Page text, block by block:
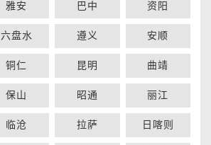
雅安 巴中 资阳
六盘水 遵义 安顺
铜仁 昆明 曲靖
保山 昭通 丽江
临沧 拉萨 日喀则